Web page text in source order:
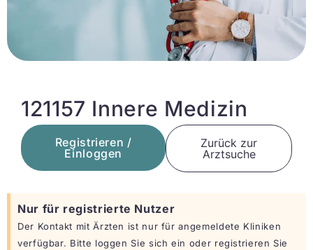
121157 Innere Medizin
Registrieren /
Einloggen
Zurück zur
Arztsuche
Nur für registrierte Nutzer
Der Kontakt mit Ärzten ist nur für angemeldete Kliniken
verfügbar. Bitte loggen Sie sich ein oder registrieren Sie